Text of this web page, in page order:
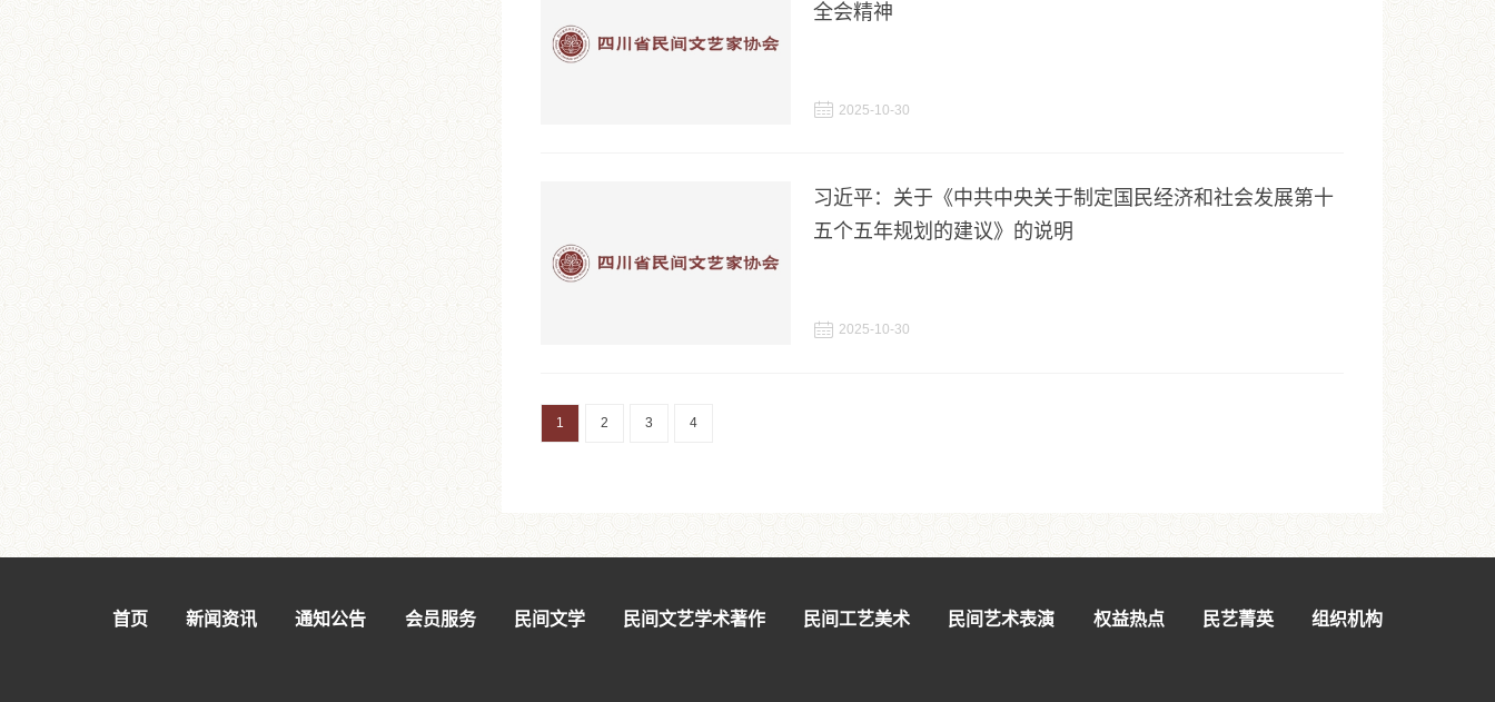
全会精神
 2025-10-30
习近平：关于《中共中央关于制定国民经济和社会发展第十
五个五年规划的建议》的说明
 2025-10-30
1 2 3 4
首页 新闻资讯 通知公告 会员服务 民间文学 民间文艺学术著作 民间工艺美术 民间艺术表演 权益热点 民艺菁英 组织机构